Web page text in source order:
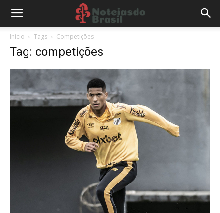
Início Tags Competições
Tag: competições